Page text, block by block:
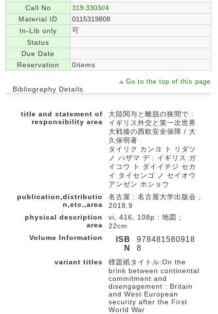
Call No
319.3303//4
Material ID
0115319808
In-Lib only
可
Status
Due Date
Reservation
0items
Go to the top of this page
Bibliography Details
title and statement of
responsibility area
大陸関与と離脱の狭間で :
イギリス外交と第一次世界
大戦後の西欧安全保障 / 大
久保明著
タイリク カンヨ ト リダツ
ノ ハザマ デ : イギリス ガ
イコウ ト ダイイチジ セカ
イ タイセンゴ ノ セイオウ
アンゼン ホショウ
publication,distributio
n,etc.,area
名古屋 : 名古屋大学出版会 ,
2018.9
physical description
area
vi, 416, 108p : 地図 ;
22cm
Volume Information
ISB
N
978481580918
8
variant titles
標題紙タイトル:On the
brink between continental
commitment and
disengagement : Britain
and West European
security after the First
World War